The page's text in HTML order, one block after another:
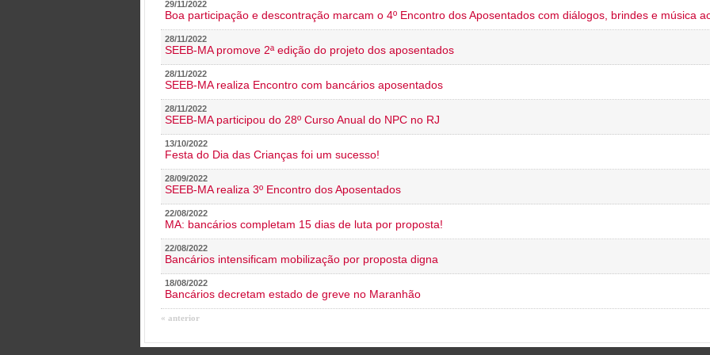
29/11/2022
Boa participação e descontração marcam o 4º Encontro dos Aposentados com diálogos, brindes e música
28/11/2022
SEEB-MA promove 2ª edição do projeto dos aposentados
28/11/2022
SEEB-MA realiza Encontro com bancários aposentados
28/11/2022
SEEB-MA participou do 28º Curso Anual do NPC no RJ
13/10/2022
Festa do Dia das Crianças foi um sucesso!
28/09/2022
SEEB-MA realiza 3º Encontro dos Aposentados
22/08/2022
MA: bancários completam 15 dias de luta por proposta!
22/08/2022
Bancários intensificam mobilização por proposta digna
18/08/2022
Bancários decretam estado de greve no Maranhão
« anterior